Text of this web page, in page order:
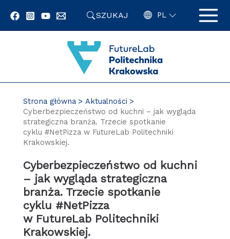
SZUKAJ PL
Strona główna
Aktualności
Cyberbezpieczeństwo od kuchni – jak wygląda
strategiczna branża. Trzecie spotkanie
cyklu #NetPizza w FutureLab Politechniki
Krakowskiej.
Cyberbezpieczeństwo od kuchni
– jak wygląda strategiczna
branża. Trzecie spotkanie
cyklu #NetPizza
w FutureLab Politechniki
Krakowskiej.